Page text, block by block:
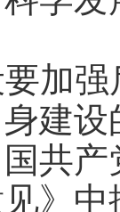
加
建
共
》